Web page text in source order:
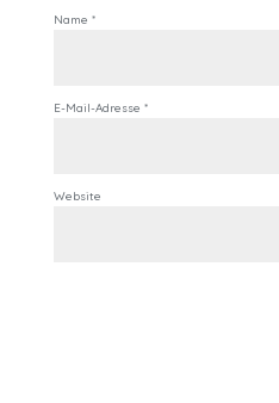
Name *
E-Mail-Adresse *
Website